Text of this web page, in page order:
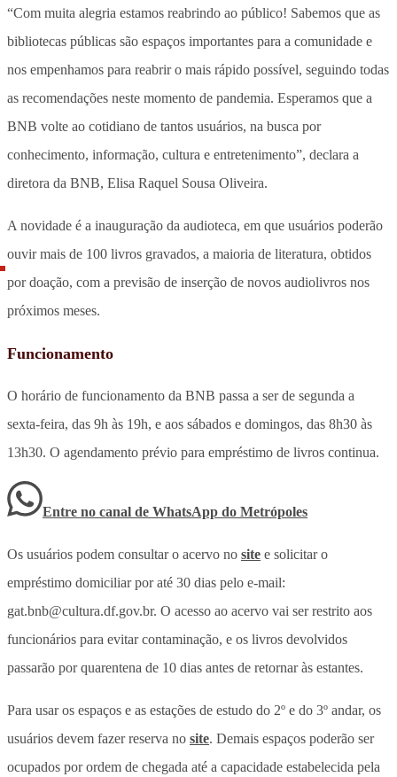
“Com muita alegria estamos reabrindo ao público! Sabemos que as
bibliotecas públicas são espaços importantes para a comunidade e
nos empenhamos para reabrir o mais rápido possível, seguindo todas
as recomendações neste momento de pandemia. Esperamos que a
BNB volte ao cotidiano de tantos usuários, na busca por
conhecimento, informação, cultura e entretenimento”, declara a
diretora da BNB, Elisa Raquel Sousa Oliveira.
A novidade é a inauguração da audioteca, em que usuários poderão
ouvir mais de 100 livros gravados, a maioria de literatura, obtidos
por doação, com a previsão de inserção de novos audiolivros nos
próximos meses.
Funcionamento
O horário de funcionamento da BNB passa a ser de segunda a
sexta-feira, das 9h às 19h, e aos sábados e domingos, das 8h30 às
13h30. O agendamento prévio para empréstimo de livros continua.
Entre no canal de WhatsApp do Metrópoles
Os usuários podem consultar o acervo no site e solicitar o
empréstimo domiciliar por até 30 dias pelo e-mail:
gat.bnb@cultura.df.gov.br. O acesso ao acervo vai ser restrito aos
funcionários para evitar contaminação, e os livros devolvidos
passarão por quarentena de 10 dias antes de retornar às estantes.
Para usar os espaços e as estações de estudo do 2º e do 3º andar, os
usuários devem fazer reserva no site. Demais espaços poderão ser
ocupados por ordem de chegada até a capacidade estabelecida pela